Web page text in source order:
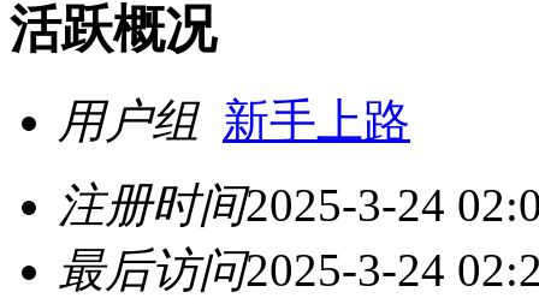
活跃概况
用户组 新手上路
注册时间2025-3-24
最后访问2025-3-24